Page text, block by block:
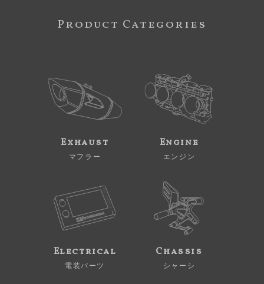
Product Categories
Exhaust
マフラー
Engine
エンジン
Electrical
電装パーツ
Chassis
シャーシ